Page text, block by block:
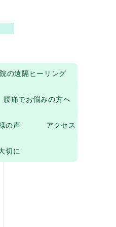
の遠隔ヒーリング
腰痛でお悩みの方へ
の声 アクセス
切に